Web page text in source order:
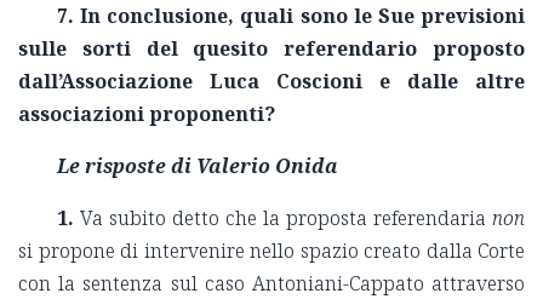
7. In conclusione, quali sono le Sue previsioni
sulle sorti del quesito referendario proposto
dall’Associazione Luca Coscioni e dalle altre
associazioni proponenti?
Le risposte di Valerio Onida
1. Va subito detto che la proposta referendaria non
si propone di intervenire nello spazio creato dalla Corte
con la sentenza sul caso Antoniani-Cappato attraverso